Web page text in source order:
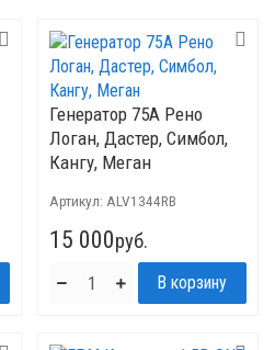
Генератор 75А Рено
Логан, Дастер, Симбол,
Кангу, Меган
Артикул: ALV1344RB
15 000руб.